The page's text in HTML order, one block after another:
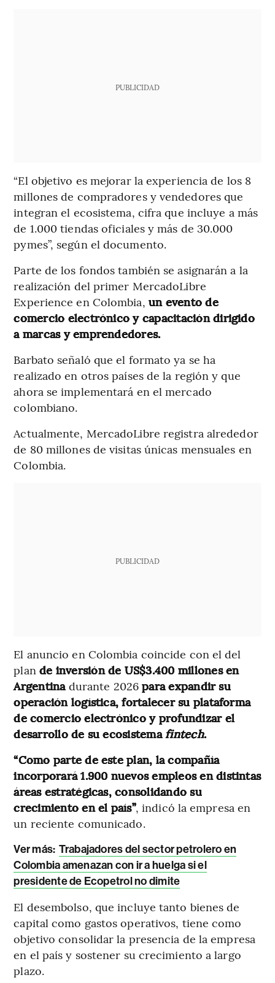
PUBLICIDAD
“El objetivo es mejorar la experiencia de los 8
millones de compradores y vendedores que
integran el ecosistema, cifra que incluye a más
de 1.000 tiendas oficiales y más de 30.000
pymes”, según el documento.
Parte de los fondos también se asignarán a la
realización del primer MercadoLibre
Experience en Colombia, un evento de
comercio electrónico y capacitación dirigido
a marcas y emprendedores.
Barbato señaló que el formato ya se ha
realizado en otros países de la región y que
ahora se implementará en el mercado
colombiano.
Actualmente, MercadoLibre registra alrededor
de 80 millones de visitas únicas mensuales en
Colombia.
PUBLICIDAD
El anuncio en Colombia coincide con el del
plan de inversión de US$3.400 millones en
Argentina durante 2026para expandir su
operación logística, fortalecer su plataforma
de comercio electrónico y profundizar el
desarrollo de su ecosistemafintech.
“Como parte de este plan, la compañía
incorporará 1.900 nuevos empleos en distintas
áreas estratégicas, consolidando su
crecimiento en el país”, indicó la empresa en
un reciente comunicado.
Ver más: Trabajadores del sector petrolero en
Colombia amenazan con ir a huelga si el
presidente de Ecopetrol no dimite
El desembolso, que incluye tanto bienes de
capital como gastos operativos, tiene como
objetivo consolidar la presencia de la empresa
en el país y sostener su crecimiento a largo
plazo.